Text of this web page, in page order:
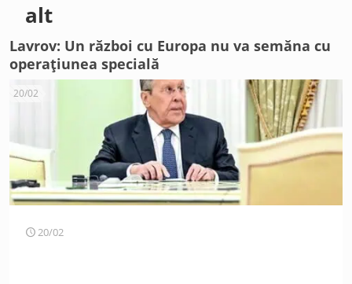
alt
Lavrov: Un război cu Europa nu va semăna cu
operațiunea specială
20/02
20/02